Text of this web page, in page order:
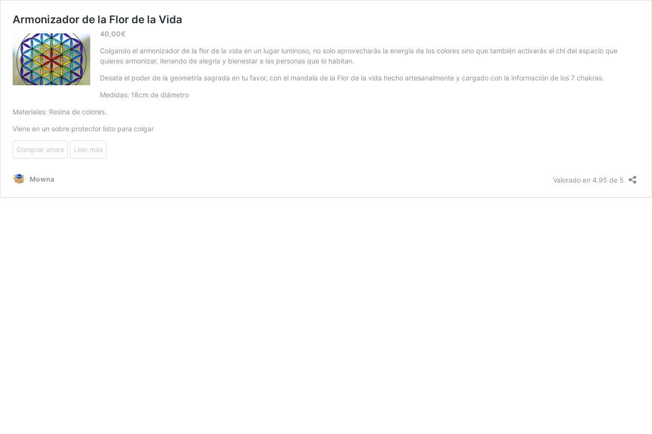
Armonizador de la Flor de la Vida
40,00€
Colgando el armonizador de la flor de la vida en un lugar luminoso, no solo aprovecharás la energía de los colores sino que también activarás el chi del espacio que
quieres armonizar, llenando de alegría y bienestar a las personas que lo habitan.
Desata el poder de la geometría sagrada en tu favor, con el mandala de la Flor de la vida hecho artesanalmente y cargado con la información de los 7 chakras.
Medidas: 18cm de diámetro
Materiales: Resina de colores.
Viene en un sobre protector listo para colgar
Comprar ahora Leer más
Mowna Valorado en 4.95 de 5